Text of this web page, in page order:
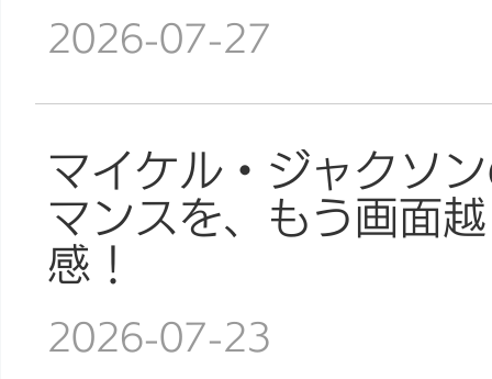
2026-07-27
マイケル・ジャクソ
マンスを、もう画面
感！
2026-07-23